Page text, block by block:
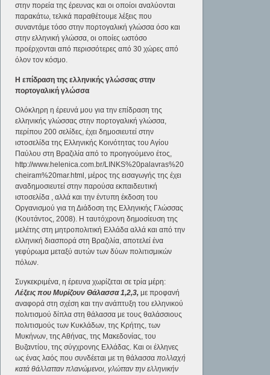
στην πορεία της έρευνας και οι οποίοι αναλύονται
παρακάτω, τελικά παραθέτουμε λέξεις που
συναντάμε τόσο στην πορτογαλική γλώσσα όσο και
στην ελληνική γλώσσα, οι οποίες ωστόσο
προέρχονται από περισσότερες από 30 χώρες από
όλον τον κόσμο.
Η επίδραση της ελληνικής γλώσσας στην
πορτογαλική γλώσσα
Ολόκληρη η έρευνά μου για την επίδραση της
ελληνικής γλώσσας στην πορτογαλική γλώσσα,
περίπου 200 σελίδες, έχει δημοσιευτεί στην
ιστοσελίδα της Ελληνικής Κοινότητας του Αγίου
Παύλου στη Βραζιλία από το προηγούμενο έτος,
http://www.helenica.com.br/LINKS%20palavras%20
cheiram%20mar.html, μέρος της εισαγωγής της έχει
αναδημοσιευτεί στην παρούσα εκπαιδευτική
ιστοσελίδα , αλλά και την έντυπη έκδοση του
Οργανισμού για τη Διάδοση της Ελληνικής Γλώσσας
(Κουτάντος, 2008). Η ταυτόχρονη δημοσίευση της
μελέτης στη μητροπολιτική Ελλάδα αλλά και από την
ελληνική διασπορά στη Βραζιλία, αποτελεί ένα
γεφύρωμα μεταξύ αυτών των δύων πολιτισμικών
πόλων.
Συγκεκριμένα, η έρευνα χωρίζεται σε τρία μέρη:
Λέξεις που Μυρίζουν Θάλασσα 1,2,3, με προφανή
αναφορά στη σχέση και την ανάπτυξη του ελληνικού
πολιτισμού δίπλα στη θάλασσα με τους θαλάσσιους
πολιτισμούς των Κυκλάδων, της Κρήτης, των
Μυκήνων, της Αθήνας, της Μακεδονίας, του
Βυζαντίου, της σύγχρονης Ελλάδας. Και οι έλληνες
ως ένας λαός που συνδέεται με τη θάλασσαπολλαχή
κατά θάλλατταν πλανώμενοι, γλώτταν την ελληνικήν